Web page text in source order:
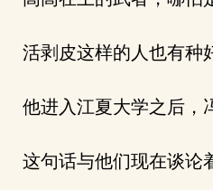
活剥皮这样的人也有种
他进入江夏大学之后，
这句话与他们现在谈论